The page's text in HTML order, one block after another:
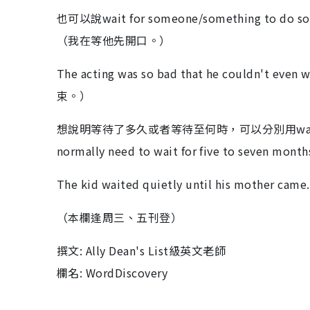
也可以說wait for someone/something to do
（我在等他先開口。）
The acting was so bad that he couldn't even
束。）
想說明等待了多久或者等待至何時，可以分別
normally need to wait for five to seven
The kid waited quietly until his mother came.
（本欄逢周三、五刊登）
撰文: Ally Dean's List級英文老師
欄名: WordDiscovery